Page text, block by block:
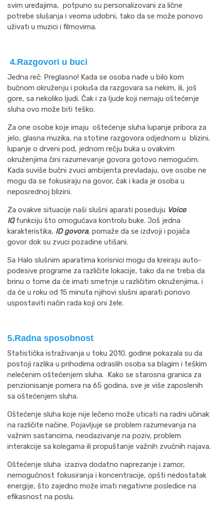
svim uređajima, potpuno su personalizovani za lične
potrebe slušanja i veoma udobni, tako da se može ponovo
uživati u muzici i filmovima.
4.Razgovori u buci
Jedna reč: Preglasno! Kada se osoba nađe u bilo kom
bučnom okruženju i pokuša da razgovara sa nekim, ili, još
gore, sa nekoliko ljudi. Čak i za ljude koji nemaju oštećenje
sluha ovo može biti teško.
Za one osobe koje imaju oštećenje sluha lupanje pribora za
jelo, glasna muzika, na stotine razgovora odjednom u blizini,
lupanje o drveni pod, jednom rečju buka u ovakvim
okruženjima čini razumevanje govora gotovo nemogućim.
Kada suviše bučni zvuci ambijenta prevladaju, ove osobe ne
mogu da se fokusiraju na govor, čak i kada je osoba u
neposrednoj blizini.
Za ovakve situacije naši slušni aparati poseduju Voice
IQfunkciju što omogućava kontrolu buke. Još jedna
karakteristika, ID govora, pomaže da se izdvoji i pojača
govor dok su zvuci pozadine utišani.
Sa Halo slušnim aparatima korisnici mogu da kreiraju auto-
podesive programe za različite lokacije, tako da ne treba da
brinu o tome da će imati smetnje u različitim okruženjima, i
da će u roku od 15 minuta njihovi slušni aparati ponovo
uspostaviti način rada koji oni žele.
5.Radna sposobnost
Statistička istraživanja u toku 2010. godine pokazala su da
postoji razlika u prihodima odraslih osoba sa blagim i teškim
nelečenim oštećenjem sluha. Kako se starosna granica za
penzionisanje pomera na 65 godina, sve je više zaposlenih
sa oštećenjem sluha.
Oštećenje sluha koje nije lečeno može uticati na radni učinak
na različite načine. Pojavljuje se problem razumevanja na
važnim sastancima, neodazivanje na poziv, problem
interakcije sa kolegama ili propuštanje važnih zvučnih najava.
Oštećenje sluha izaziva dodatno naprezanje i zamor,
nemogućnost fokusiranja i koncentracije, opšti nedostatak
energije, što zajedno može imati negativne posledice na
efikasnost na poslu.